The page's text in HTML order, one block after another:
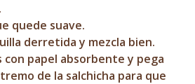
quede suave.
derretida y mezcla bien.
con papel absorbente y pega
de la salchicha para que